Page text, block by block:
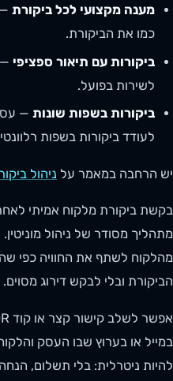
מענה מקצועי לכל ביקורת
כמו את הביקורת.
ביקורות עם תיאור ספציפי
לשירות בפועל.
ביקורות בשפות שונות —
לעודד ביקורות בשפות
יש הרחבה במאמר על ניהול
בקשת ביקורת מלקוח אמיתי
מהלקוח לשתף את החוויה כפי
הביקורת ובלי לבקש דירוג מסוים.
במייל או בערוץ שבו העסק
להיות ניטרלית: בלי תשלום,